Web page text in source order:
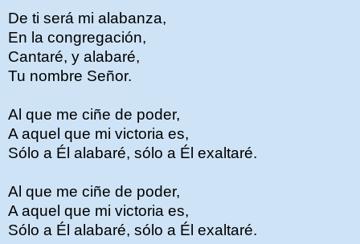
De ti será mi alabanza,
En la congregación,
Cantaré, y alabaré,
Tu nombre Señor.
Al que me ciñe de poder,
A aquel que mi victoria es,
Sólo a Él alabaré, sólo a Él exaltaré.
Al que me ciñe de poder,
A aquel que mi victoria es,
Sólo a Él alabaré, sólo a Él exaltaré.